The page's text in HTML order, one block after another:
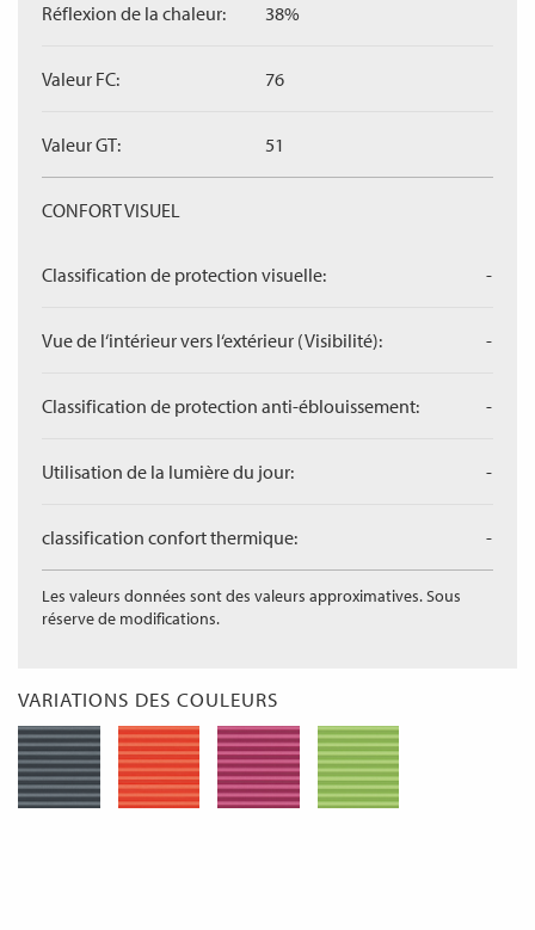
Réflexion de la chaleur: 38%
Valeur FC: 76
Valeur GT: 51
CONFORT VISUEL
Classification de protection visuelle: -
Vue de l‘intérieur vers l‘extérieur (Visibilité): -
Classification de protection anti-éblouissement: -
Utilisation de la lumière du jour: -
classification confort thermique: -
Les valeurs données sont des valeurs approximatives. Sous
réserve de modifications.
VARIATIONS DES COULEURS